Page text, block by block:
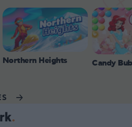
Northern Heights Candy